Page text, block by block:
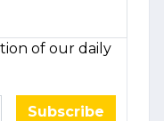
of our daily
Subscribe